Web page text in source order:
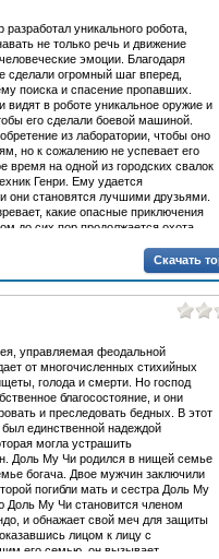
уникального робота,
не только речь и движение
эмоции. Благодаря
сделали огромный шаг вперед,
поиска и спасение пропавших.
видят в роботе уникальное оружие и
его сделали боевой машиной.
из лаборатории, чтобы оно
но к сожалению не успевает его
время на одной из городских свалок
Генри. Ему удается
они становятся лучшими друзьями.
какие опасные приключения
до сих пор продолжается охота...
Скачать
управляемая феодальной
от многочисленных стихийных
голода и смерти. Но господ
благосостояние, и они
и преследовать бедных. В этот
единственной надеждой
могла устрашить
Доль Му Чи родился в нищей семье
богача. Двое мужчин заключили
погибли мать и сестра Доль Му
Му Чи становится членом
и обнажает свой меч для защиты
лицом к лицу с
его семью, он вызывает